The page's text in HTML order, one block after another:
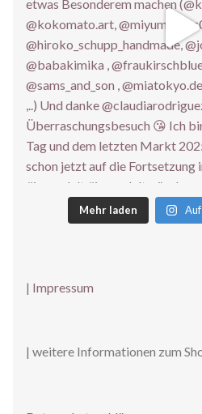
Mehr laden
| Impressum
| weitere Informationen zum